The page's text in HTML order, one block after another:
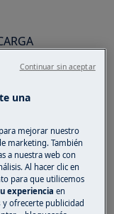
y
de corriente.
una
mejorar nuestro
marketing. También
a nuestra web con
Al hacer clic en
para que utilicemos
experienciaen
y ofrecerte publicidad
Continuar sin aceptar